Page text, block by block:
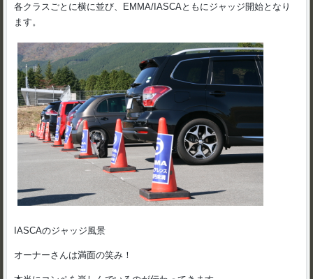
各クラスごとに横に並び、EMMA/IASCAともにジャッジ開始となり
ます。
IASCAのジャッジ風景
オーナーさんは満面の笑み！